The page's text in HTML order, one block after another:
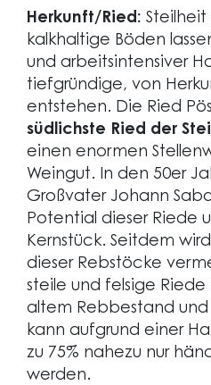
Herkunft/Ried:
kalkhaltige Böden
und arbeitsintensiver
tiefgründige, von
entstehen. Die Ried
südlichste Ried der
einen enormen
Weingut. In den 50er
Großvater Johann
Potential dieser Riede
Kernstück. Seitdem
dieser Rebstöcke
steile und felsige
altem Rebbestand und
kann aufgrund einer
zu 75% nahezu nur
werden.